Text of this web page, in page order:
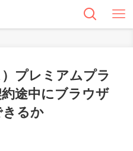
プレミアムプラ
途中にブラウザ
るか